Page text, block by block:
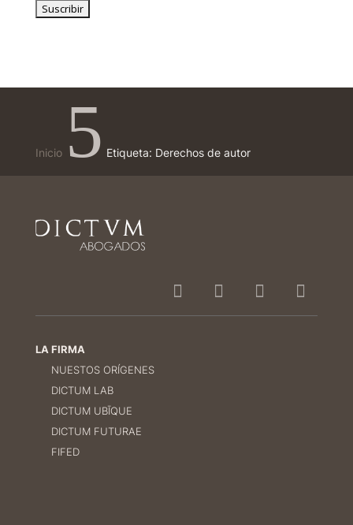
Inicio 5 Etiqueta: Derechos de autor
LA FIRMA
NUESTOS ORÍGENES
DICTUM LAB
DICTUM UBĪQUE
DICTUM FUTURAE
FIFED